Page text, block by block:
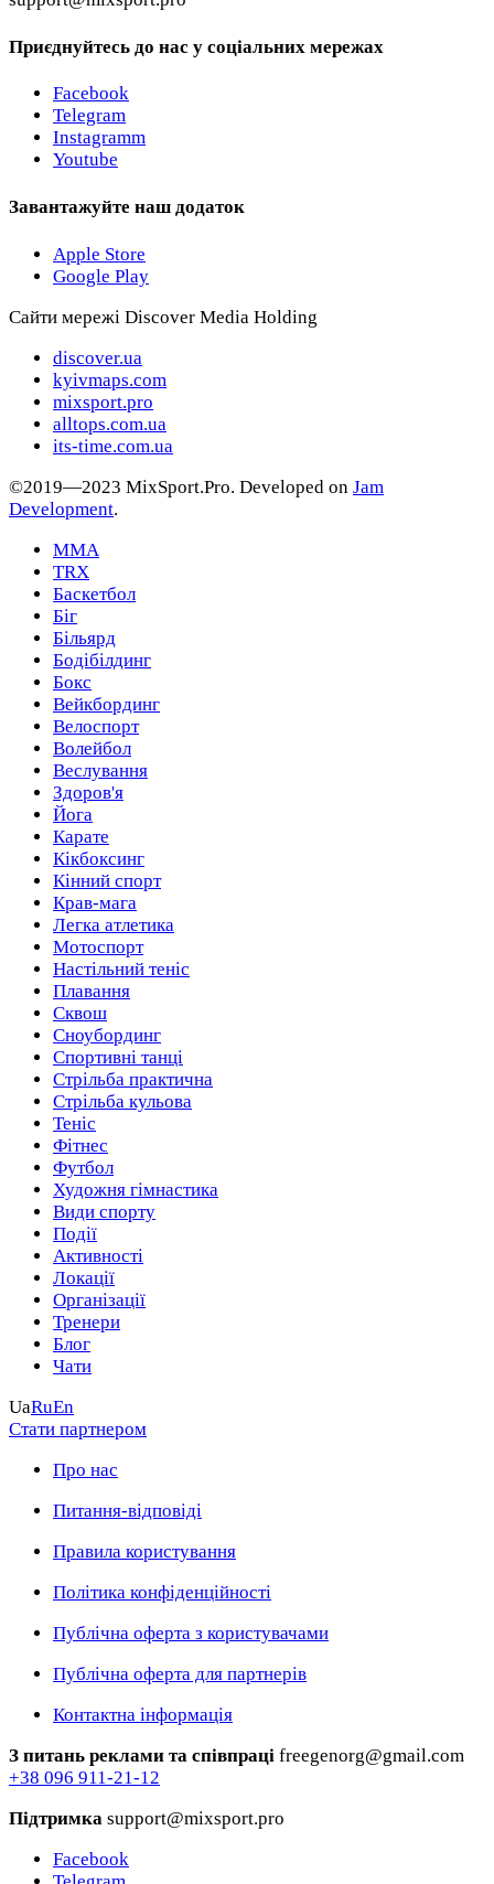
Приєднуйтесь до нас у соціальних мережах
Facebook
Telegram
Instagramm
Youtube
Завантажуйте наш додаток
Apple Store
Google Play
Сайти мережі Discover Media Holding
discover.ua
kyivmaps.com
mixsport.pro
alltops.com.ua
its-time.com.ua
©2019—2023 MixSport.Pro. Developed on Jam
Development.
MMA
TRX
Баскетбол
Біг
Більярд
Бодібілдинг
Бокс
Вейкбординг
Велоспорт
Волейбол
Веслування
Здоров'я
Йога
Карате
Кікбоксинг
Кінний спорт
Крав-мага
Легка атлетика
Мотоспорт
Настільний теніс
Плавання
Сквош
Сноубординг
Спортивні танці
Стрільба практична
Стрільба кульова
Теніс
Фітнес
Футбол
Художня гімнастика
Види спорту
Події
Активності
Локації
Організації
Тренери
Блог
Чати
UaRuEn
Стати партнером
Про нас
Питання-відповіді
Правила користування
Політика конфіденційності
Публічна оферта з користувачами
Публічна оферта для партнерів
Контактна інформація
З питань реклами та співпраці freegenorg@gmail.com
+38 096 911-21-12
Підтримка support@mixsport.pro
Facebook